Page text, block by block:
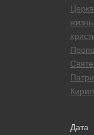
жизнь
Дата